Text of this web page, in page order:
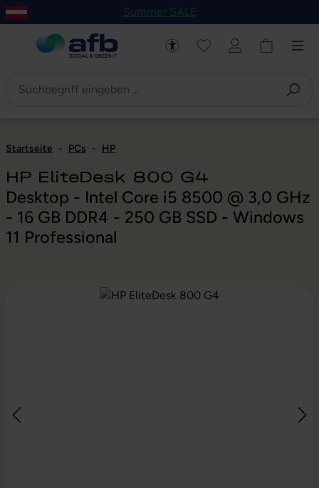
Hauptinhalt springen
Zur Navigation der B2B-Plattform springen
Summer SALE
Startseite - PCs - HP
HP EliteDesk 800 G4
Desktop - Intel Core i5 8500 @ 3,0 GHz
- 16 GB DDR4 - 250 GB SSD - Windows
11 Professional
Bildergalerie überspringen